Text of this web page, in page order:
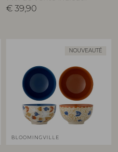
€ 39,90
NOUVEAUTÉ
BLOOMINGVILLE